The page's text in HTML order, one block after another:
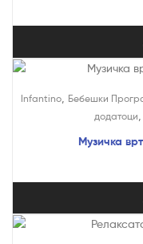
Infantino, Бебешки
додатоци
Музичка